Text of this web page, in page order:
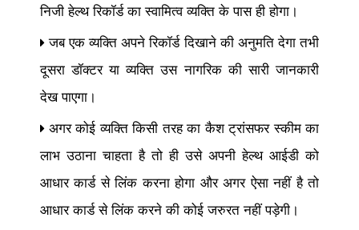
निजी हेल्थ रिकॉर्ड का स्वामित्व व्यक्ति के पास ही होगा।
जब एक व्यक्ति अपने रिकॉर्ड दिखाने की अनुमति देगा तभी
दूसरा डॉक्टर या व्यक्ति उस नागरिक की सारी जानकारी
देख पाएगा।
अगर कोई व्यक्ति किसी तरह का कैश ट्रांसफर स्कीम का
लाभ उठाना चाहता है तो ही उसे अपनी हेल्थ आईडी को
आधार कार्ड से लिंक करना होगा और अगर ऐसा नहीं है तो
आधार कार्ड से लिंक करने की कोई जरुरत नहीं पड़ेगी।